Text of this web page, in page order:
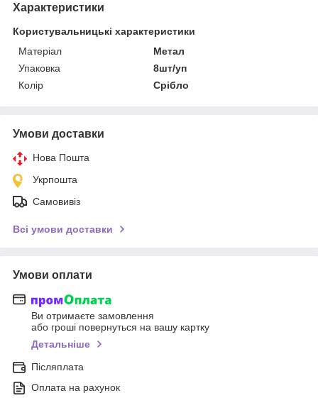
Характеристики
Користувальницькі характеристики
Матеріал
Метал
Упаковка
8шт/уп
Колір
Срібло
Умови доставки
Нова Пошта
Укрпошта
Самовивіз
Всі умови доставки
Умови оплати
Ви отримаєте замовлення
або гроші повернуться на вашу картку
Детальніше
Післяплата
Оплата на рахунок